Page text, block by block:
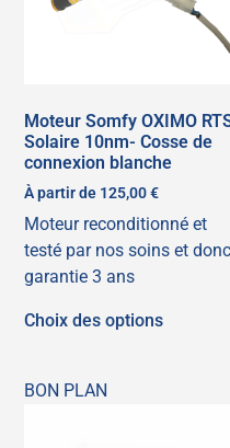
Moteur Somfy OXIMO
Solaire 10nm- Cosse de
connexion blanche
À partir de 125,00€
Moteur reconditionné et
testé par nos soins et donc
garantie 3 ans
Choix des options
BON PLAN